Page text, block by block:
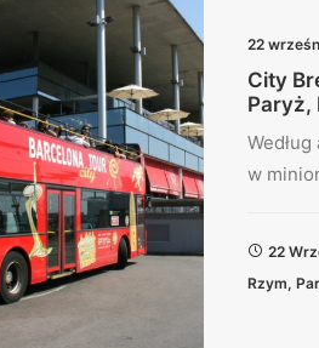
22
City
Paryż,
w
22
Rzym,